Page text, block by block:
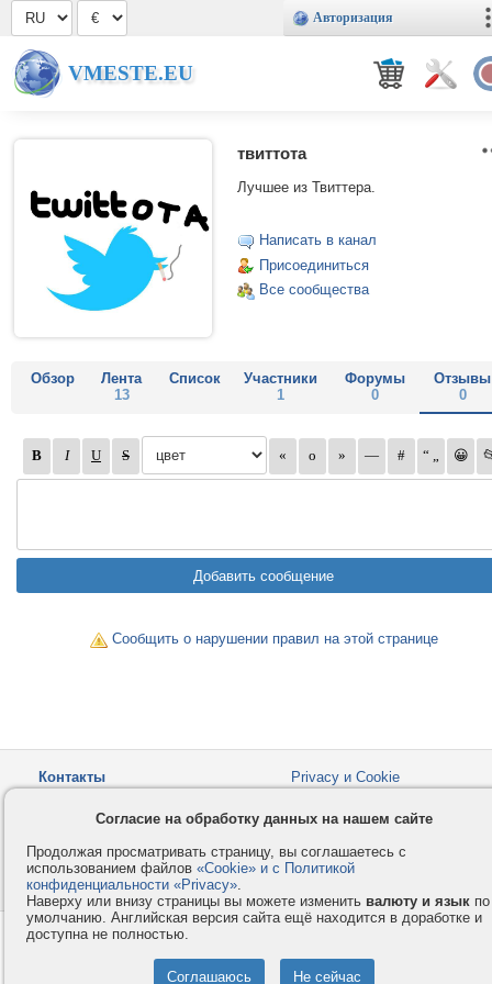
Авторизация
VMESTE.EU
твиттота
Лучшее из Твиттера.
Написать в канал
Присоединиться
Все сообщества
Обзор
Лента
13
Список
Участники
1
Форумы
0
Отзывы
0
Сообщить о нарушении правил на этой странице
Контакты
Privacy и Cookie
Как оплатить
Форумы
© 2008-2026VMESTE.EU
Согласие на обработку данных на нашем сайте
Продолжая просматривать страницу, вы соглашаетесь с
использованием файлов «Cookie» и с Политикой
конфиденциальности «Privacy».
Наверху или внизу страницы вы можете изменить валюту и язык по
умолчанию. Английская версия сайта ещё находится в доработке и
доступна не полностью.